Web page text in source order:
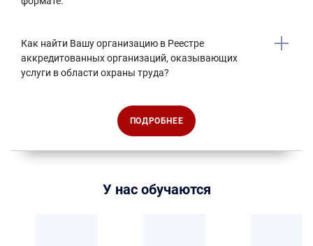
Как найти Вашу организацию в Реестре
аккредитованных организаций, оказывающих
услуги в области охраны труда?
ПОДРОБНЕЕ
У нас обучаются